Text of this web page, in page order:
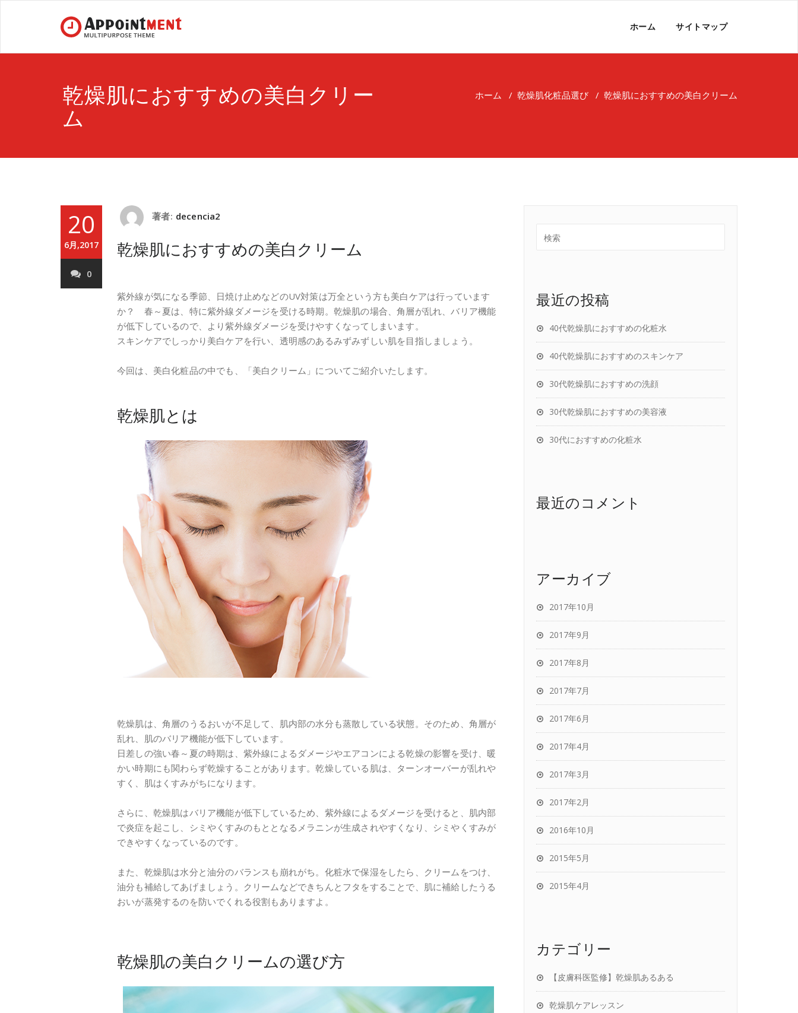
ホーム サイトマップ
乾燥肌におすすめの美白クリー
ム
ホーム / 乾燥肌化粧品選び / 乾燥肌におすすめの美白クリーム
20
6月,2017
0
著者: decencia2
乾燥肌におすすめの美白クリーム
紫外線が気になる季節、日焼け止めなどのUV対策は万全という方も美白ケアは行っています
か？ 春～夏は、特に紫外線ダメージを受ける時期。乾燥肌の場合、角層が乱れ、バリア機能
が低下しているので、より紫外線ダメージを受けやすくなってしまいます。
スキンケアでしっかり美白ケアを行い、透明感のあるみずみずしい肌を目指しましょう。
今回は、美白化粧品の中でも、「美白クリーム」についてご紹介いたします。
乾燥肌とは
乾燥肌は、角層のうるおいが不足して、肌内部の水分も蒸散している状態。そのため、角層が
乱れ、肌のバリア機能が低下しています。
日差しの強い春～夏の時期は、紫外線によるダメージやエアコンによる乾燥の影響を受け、暖
かい時期にも関わらず乾燥することがあります。乾燥している肌は、ターンオーバーが乱れや
すく、肌はくすみがちになります。
さらに、乾燥肌はバリア機能が低下しているため、紫外線によるダメージを受けると、肌内部
で炎症を起こし、シミやくすみのもととなるメラニンが生成されやすくなり、シミやくすみが
できやすくなっているのです。
また、乾燥肌は水分と油分のバランスも崩れがち。化粧水で保湿をしたら、クリームをつけ、
油分も補給してあげましょう。クリームなどできちんとフタをすることで、肌に補給したうる
おいが蒸発するのを防いでくれる役割もありますよ。
乾燥肌の美白クリームの選び方
最近の投稿
40代乾燥肌におすすめの化粧水
40代乾燥肌におすすめのスキンケア
30代乾燥肌におすすめの洗顔
30代乾燥肌におすすめの美容液
30代におすすめの化粧水
最近のコメント
アーカイブ
2017年10月
2017年9月
2017年8月
2017年7月
2017年6月
2017年4月
2017年3月
2017年2月
2016年10月
2015年5月
2015年4月
カテゴリー
【皮膚科医監修】乾燥肌あるある
乾燥肌ケアレッスン